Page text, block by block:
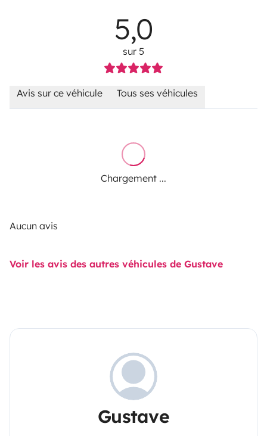
5,0
sur 5
Avis sur ce véhicule Tous ses véhicules
Chargement ...
Aucun avis
Voir les avis des autres véhicules de Gustave
Gustave